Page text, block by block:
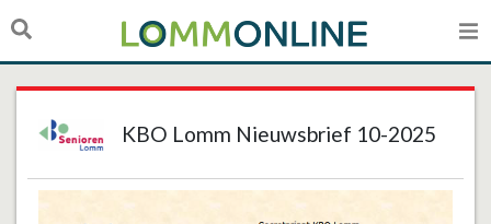
KBO Lomm Nieuwsbrief 10-2025